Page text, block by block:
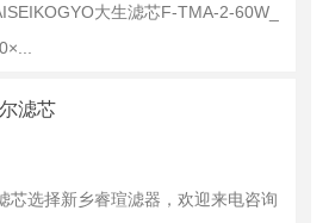
大生滤芯F-TMA-2-60W_
滤芯
芯选择新乡睿瑄滤器，欢迎来电咨询